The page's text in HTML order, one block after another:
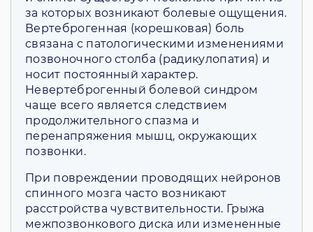
за которых возникают болевые ощущения.
Вертеброгенная (корешковая) боль
связана с патологическими изменениями
позвоночного столба (радикулопатия) и
носит постоянный характер.
Невертеброгенный болевой синдром
чаще всего является следствием
продолжительного спазма и
перенапряжения мышц, окружающих
позвонки.
При повреждении проводящих нейронов
спинного мозга часто возникают
расстройства чувствительности. Грыжа
межпозвонкового диска или измененные